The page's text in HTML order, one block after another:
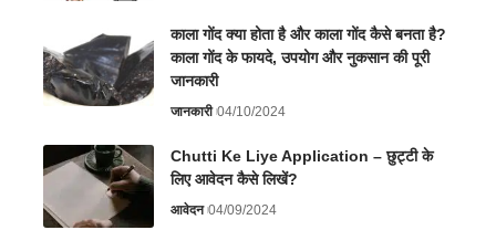
काला गोंद क्या होता है और काला गोंद कैसे बनता है?
काला गोंद के फायदे, उपयोग और नुकसान की पूरी
जानकारी
जानकारी 04/10/2024
Chutti Ke Liye Application – छुट्टी के
लिए आवेदन कैसे लिखें?
आवेदन 04/09/2024